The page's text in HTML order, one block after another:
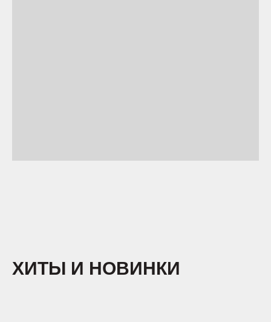
ХИТЫ И НОВИНКИ